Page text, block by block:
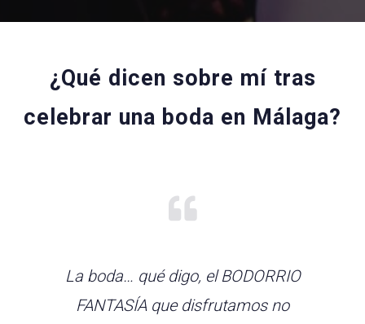
¿Qué dicen sobre mí tras
celebrar una boda en Málaga?
La boda… qué digo, el BODORRIO
FANTASÍA que disfrutamos no